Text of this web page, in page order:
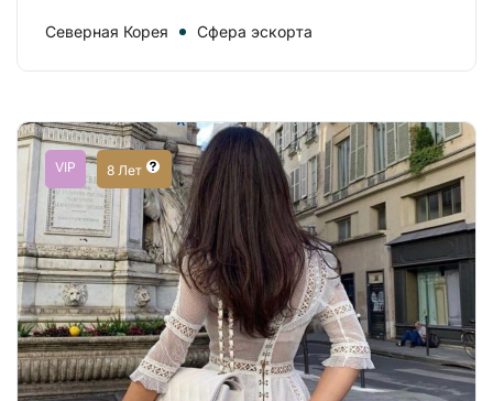
Северная Корея Сфера эскорта
VIP 8 Лет